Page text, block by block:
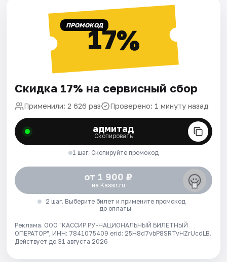
ПРОМОКОД17%
Скидка 17% на сервисный сбор
Применили: 2 626 раз Проверено: 1 минуту назад
адмитад
Скопировать
1 шаг. Скопируйте промокод
от 1 900 ₽
на Kassir.ru
2 шаг. Выберите билет и примените промокод
до оплаты
Реклама. ООО "КАССИР.РУ-НАЦИОНАЛЬНЫЙ БИЛЕТНЫЙ
ОПЕРАТОР", ИНН: 7841075409 erid: 25H8d7vbP8SRTvHZrUcdLB.
Действует до 31 августа 2026